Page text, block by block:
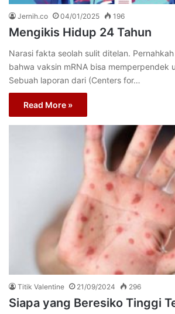
Jernih.co 04/01/2025 196
Mengikis Hidup 24 Tahun
Narasi fakta seolah sulit ditelan.
bahwa vaksin mRNA bisa memperpendek
Sebuah laporan dari (Centers for…
Read More »
Titik Valentine 21/09/2024 296
Siapa yang Beresiko Tinggi